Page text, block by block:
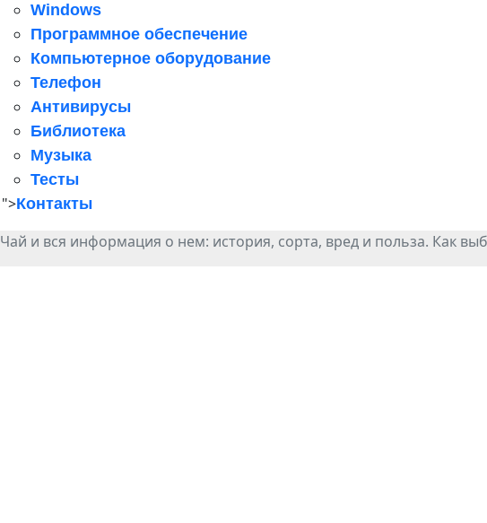
Windows
Программное обеспечение
Компьютерное оборудование
Телефон
Антивирусы
Библиотека
Музыка
Тесты
">Контакты
Чай и вся информация о нем: история, сорта, вред и польза. Как